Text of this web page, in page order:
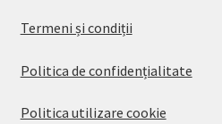
Termeni și condiții
Politica de confidențialitate
Politica utilizare cookie